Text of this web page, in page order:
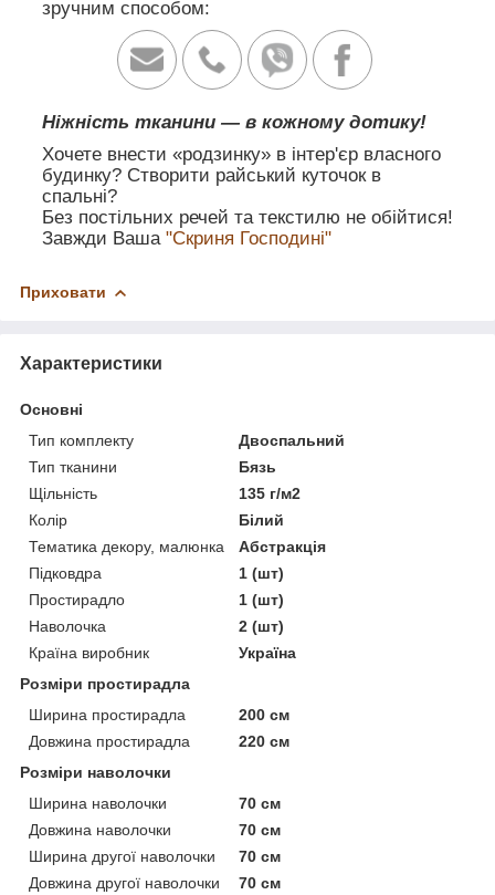
зручним способом:
Ніжність тканини — в кожному дотику!
Хочете внести «родзинку» в інтер'єр власного
будинку? Створити райський куточок в
спальні?
Без постільних речей та текстилю не обійтися!
Завжди Ваша "Скриня Господині"
Приховати
Характеристики
Основні
Тип комплекту
Двоспальний
Тип тканини
Бязь
Щільність
135 г/м2
Колір
Білий
Тематика декору, малюнка
Абстракція
Підковдра
1 (шт)
Простирадло
1 (шт)
Наволочка
2 (шт)
Країна виробник
Україна
Розміри простирадла
Ширина простирадла
200 см
Довжина простирадла
220 см
Розміри наволочки
Ширина наволочки
70 см
Довжина наволочки
70 см
Ширина другої наволочки
70 см
Довжина другої наволочки
70 см